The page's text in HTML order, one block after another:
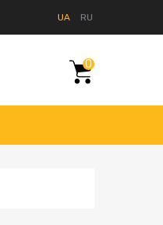
UA RU
0